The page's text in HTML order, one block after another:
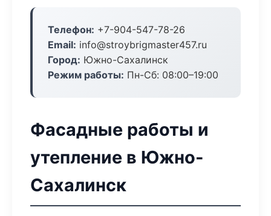
Телефон: +7-904-547-78-26
Email: info@stroybrigmaster457.ru
Город: Южно-Сахалинск
Режим работы: Пн-Сб: 08:00–19:00
Фасадные работы и
утепление в Южно-
Сахалинск